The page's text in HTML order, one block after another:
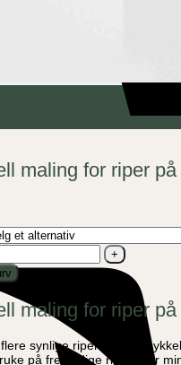
maling for riper
maling for riper
synlige riper på
på fremtidige riper eller